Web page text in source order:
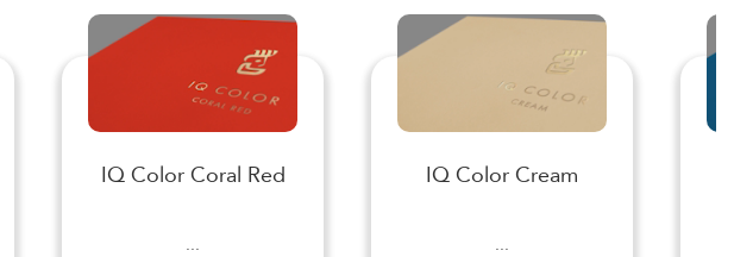
IQ Color Coral Red
...
IQ Color Cream
...